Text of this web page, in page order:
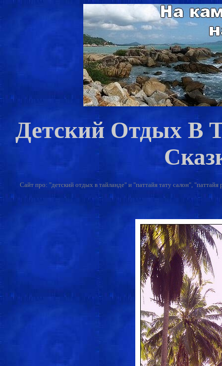
Детский Отдых В
Сайт про: "детский отдых в тайланде" и "паттайя тату салон", "паттайя